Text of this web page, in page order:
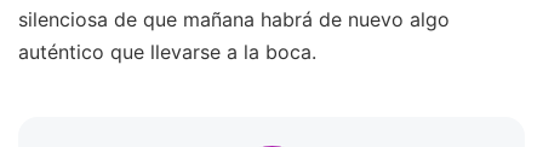
silenciosa de que mañana habrá de nuevo algo
auténtico que llevarse a la boca.